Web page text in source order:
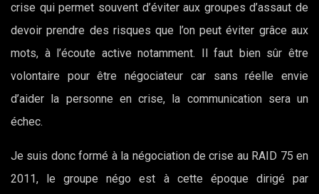
crise qui permet souvent d’éviter aux groupes d’assaut de
devoir prendre des risques que l’on peut éviter grâce aux
mots, à l’écoute active notamment. Il faut bien sûr être
volontaire pour être négociateur car sans réelle envie
d’aider la personne en crise, la communication sera un
échec.
Je suis donc formé à la négociation de crise au RAID 75 en
2011, le groupe négo est à cette époque dirigé par